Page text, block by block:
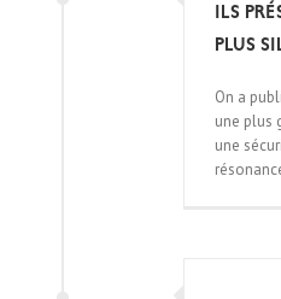
Ils
plus
On a
une plus
une